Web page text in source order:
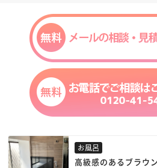
お風呂
高級感のあるブラウ